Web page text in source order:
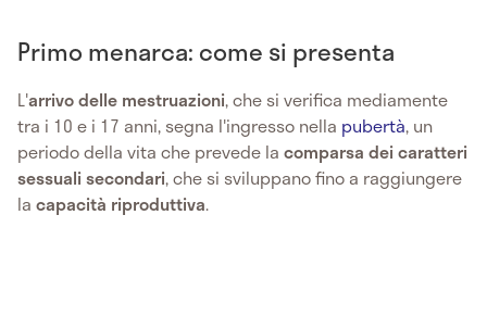
Primo menarca: come si presenta
L'arrivo delle mestruazioni, che si verifica mediamente
tra i 10 e i 17 anni, segna l'ingresso nella pubertà, un
periodo della vita che prevede la comparsa dei caratteri
sessuali secondari, che si sviluppano fino a raggiungere
la capacità riproduttiva.